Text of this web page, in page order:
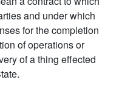
and under which
for the completion
of operations or
of a thing effected